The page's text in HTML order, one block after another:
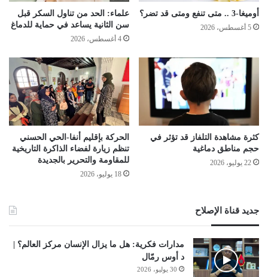
أوميغا-3 .. متى تنفع ومتى قد تضر؟
5 أغسطس، 2026
علماء: الحد من تناول السكر قبل
سن الثانية يساعد في حماية للدماغ
4 أغسطس، 2026
كثرة مشاهدة التلفاز قد تؤثر في
حجم مناطق دماغية
22 يوليو، 2026
الحركة بإقليم أنفا-الحي الحسني
تنظم زيارة لفضاء الذاكرة التاريخية
للمقاومة والتحرير بالجديدة
18 يوليو، 2026
جديد قناة الإصلاح
مدارات فكرية: هل ما يزال الإنسان مركز العالم؟ |
د أوس رمّال
30 يوليو، 2026